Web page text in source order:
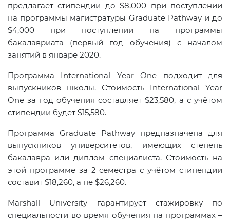
предлагает стипендии до $8,000 при поступлении
на программы магистратуры Graduate Pathway и до
$4,000 при поступлении на программы
бакалавриата (первый год обучения) с началом
занятий в январе 2020.
Программа International Year One подходит для
выпускников школы. Стоимость International Year
One за год обучения составляет $23,580, а с учётом
стипендии будет $15,580.
Программа Graduate Pathway предназначена для
выпускников университетов, имеющих степень
бакалавра или диплом специалиста. Стоимость на
этой программе за 2 семестра с учётом стипендии
составит $18,260, а не $26,260.
Marshall University гарантирует стажировку по
специальности во время обучения на программах –